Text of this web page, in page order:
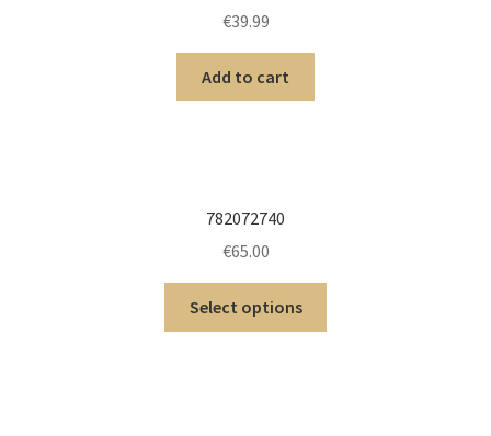
€39.99
Add to cart
782072740
€65.00
Select options